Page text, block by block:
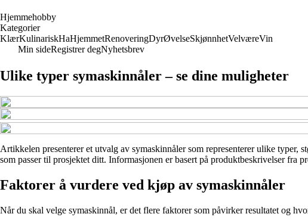
Hjemmehobby
Kategorier
KlærKulinariskHaHjemmetRenoveringDyrØvelseSkjønnhetVelværeVin
Min sideRegistrer degNyhetsbrev
Ulike typer symaskinnåler – se dine muligheter
Artikkelen presenterer et utvalg av symaskinnåler som representerer ulike typer,
som passer til prosjektet ditt. Informasjonen er basert på produktbeskrivelser
Faktorer å vurdere ved kjøp av symaskinnåler
Når du skal velge symaskinnål, er det flere faktorer som påvirker resultatet og